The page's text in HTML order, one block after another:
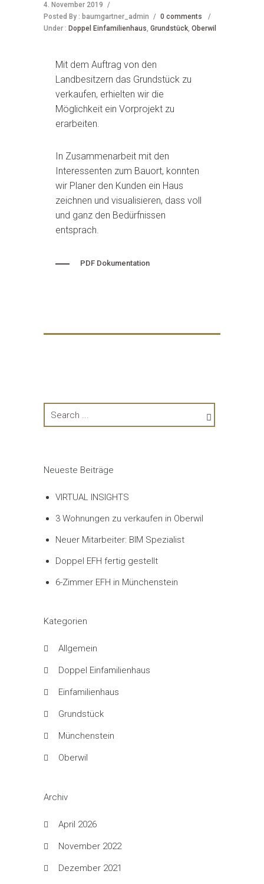
4. November 2019 /
Posted By : baumgartner_admin / 0 comments
/
Under : Doppel Einfamilienhaus, Grundstück, Oberwil
Mit dem Auftrag von den
Landbesitzern das Grundstück zu
verkaufen, erhielten wir die
Möglichkeit ein Vorprojekt zu
erarbeiten.
In Zusammenarbeit mit den
Interessenten zum Bauort, konnten
wir Planer den Kunden ein Haus
zeichnen und visualisieren, dass voll
und ganz den Bedürfnissen
entsprach.
PDF Dokumentation
Neueste Beiträge
VIRTUAL INSIGHTS
3 Wohnungen zu verkaufen in Oberwil
Neuer Mitarbeiter: BIM Spezialist
Doppel EFH fertig gestellt
6-Zimmer EFH in Münchenstein
Kategorien
Allgemein
Doppel Einfamilienhaus
Einfamilienhaus
Grundstück
Münchenstein
Oberwil
Archiv
April 2026
November 2022
Dezember 2021